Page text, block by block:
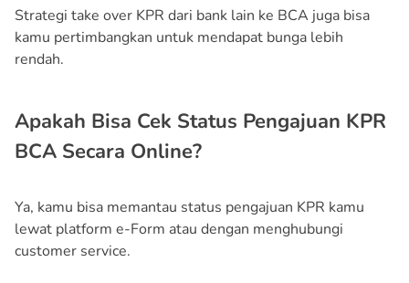
Strategi take over KPR dari bank lain ke BCA juga bisa
kamu pertimbangkan untuk mendapat bunga lebih
rendah.
Apakah Bisa Cek Status Pengajuan KPR
BCA Secara Online?
Ya, kamu bisa memantau status pengajuan KPR kamu
lewat platform e-Form atau dengan menghubungi
customer service.